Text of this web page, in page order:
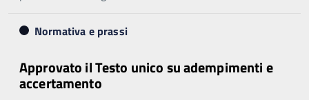
Normativa e prassi
Approvato il Testo unico su adempimenti e
accertamento